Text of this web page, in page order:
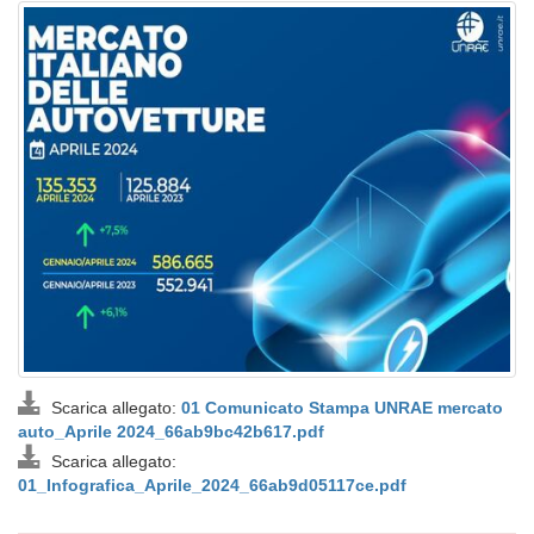
Scarica allegato: 01 Comunicato Stampa UNRAE mercato
auto_Aprile 2024_66ab9bc42b617.pdf
Scarica allegato:
01_Infografica_Aprile_2024_66ab9d05117ce.pdf